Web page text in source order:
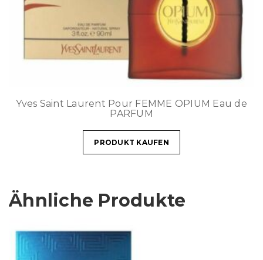
Yves Saint Laurent Pour FEMME OPIUM Eau de
PARFUM
PRODUKT KAUFEN
Ähnliche Produkte